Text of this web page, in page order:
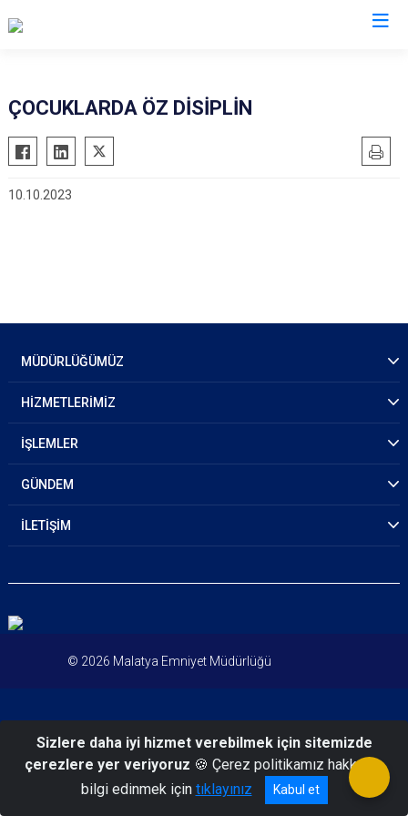
ÇOCUKLARDA ÖZ DİSİPLİN
10.10.2023
MÜDÜRLÜĞÜMÜZ
HİZMETLERİMİZ
İŞLEMLER
GÜNDEM
İLETİŞİM
© 2026 Malatya Emniyet Müdürlüğü
Sizlere daha iyi hizmet verebilmek için sitemizde
çerezlere yer veriyoruz 🍪 Çerez politikamız hakkında
bilgi edinmek için tıklayınız Kabul et